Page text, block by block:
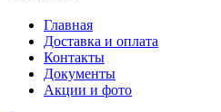
Главная
Доставка и оплата
Контакты
Документы
Акции и фото